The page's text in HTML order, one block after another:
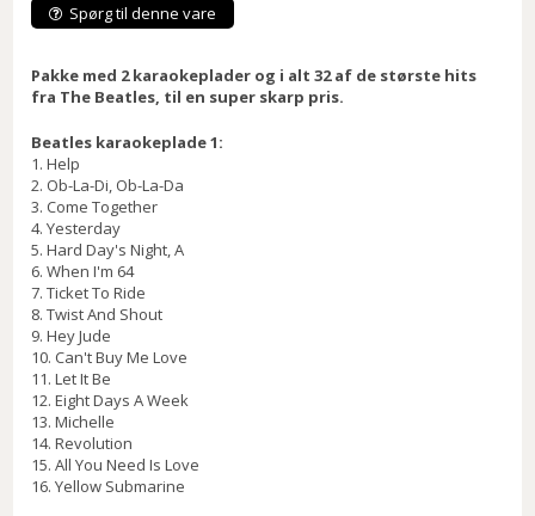
Spørg til denne vare
Pakke med 2 karaokeplader og i alt 32 af de største hits
fra The Beatles, til en super skarp pris.
Beatles karaokeplade 1:
1. Help
2. Ob-La-Di, Ob-La-Da
3. Come Together
4. Yesterday
5. Hard Day's Night, A
6. When I'm 64
7. Ticket To Ride
8. Twist And Shout
9. Hey Jude
10. Can't Buy Me Love
11. Let It Be
12. Eight Days A Week
13. Michelle
14. Revolution
15. All You Need Is Love
16. Yellow Submarine